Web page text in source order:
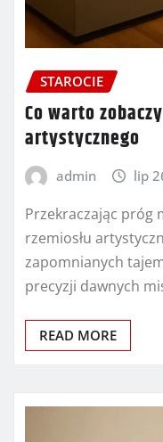
STAROCIE
Co warto
artystycznego
admin lip
Przekraczając próg
rzemiosłu
zapomnianych
precyzji dawnych
READ MORE